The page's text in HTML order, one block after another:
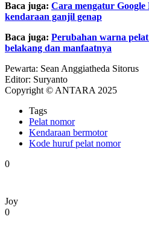
Baca juga: Cara mengatur
kendaraan ganjil genap
Baca juga: Perubahan warna
belakang dan manfaatnya
Pewarta: Sean Anggiatheda Sitorus
Editor: Suryanto
Copyright © ANTARA 2025
Tags
Pelat nomor
Kendaraan bermotor
Kode huruf pelat nomor
0
Joy
0